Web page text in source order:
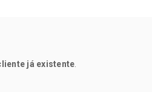
já existente.